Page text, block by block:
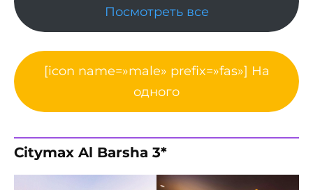
Посмотреть все
[icon name=»male» prefix=»fas»] На
одного
Citymax Al Barsha 3*